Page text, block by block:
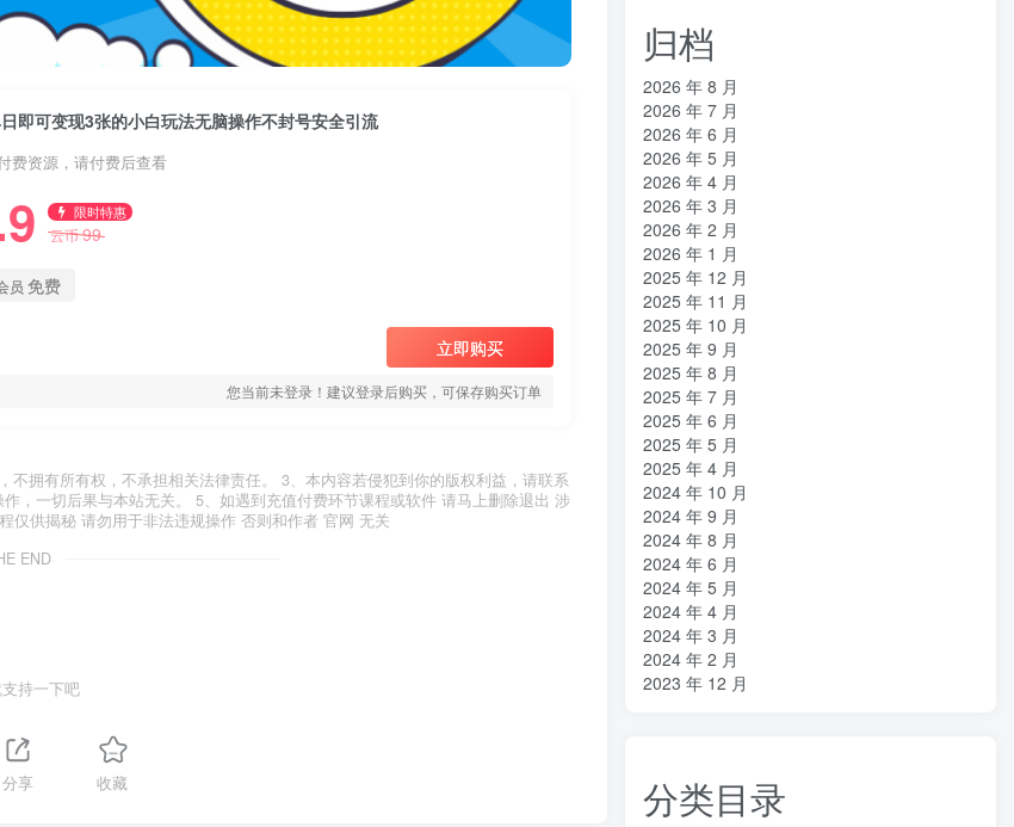
即可变现3张的小白玩法无脑操作不封号安全引流
费资源，请付费后查看
限时特惠
云币99
员 免费
立即购买
您当前未登录！建议登录后购买，可保存购买订单
拥有所有权，不承担相关法律责任。 3、本内容若侵犯到你的版权利益，请联系
，一切后果与本站无关。 5、如遇到充值付费环节课程或软件 请马上删除退出 涉
仅供揭秘 请勿用于非法违规操作 否则和作者 官网 无关
END
持一下吧
分享 收藏
归档
2026 年 8 月
2026 年 7 月
2026 年 6 月
2026 年 5 月
2026 年 4 月
2026 年 3 月
2026 年 2 月
2026 年 1 月
2025 年 12 月
2025 年 11 月
2025 年 10 月
2025 年 9 月
2025 年 8 月
2025 年 7 月
2025 年 6 月
2025 年 5 月
2025 年 4 月
2024 年 10 月
2024 年 9 月
2024 年 8 月
2024 年 6 月
2024 年 5 月
2024 年 4 月
2024 年 3 月
2024 年 2 月
2023 年 12 月
分类目录